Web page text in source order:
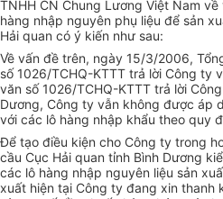
TNHH CN Chung Lương Việt Nam
hàng nhập nguyên phụ liệu để sản
Hải quan có ý kiến như sau:
Về vấn đề trên, ngày 15/3/2006,
số 1026/TCHQ-KTTT trả lời Công ty
văn số 1026/TCHQ-KTTT trả lời
Dương, Công ty vẫn không được áp
với các lô hàng nhập khẩu theo quy
Để tạo điều kiện cho Công ty trong
cầu Cục Hải quan tỉnh Bình Dương
các lô hàng nhập nguyên liệu sản
xuất hiện tại Công ty đang xin thanh